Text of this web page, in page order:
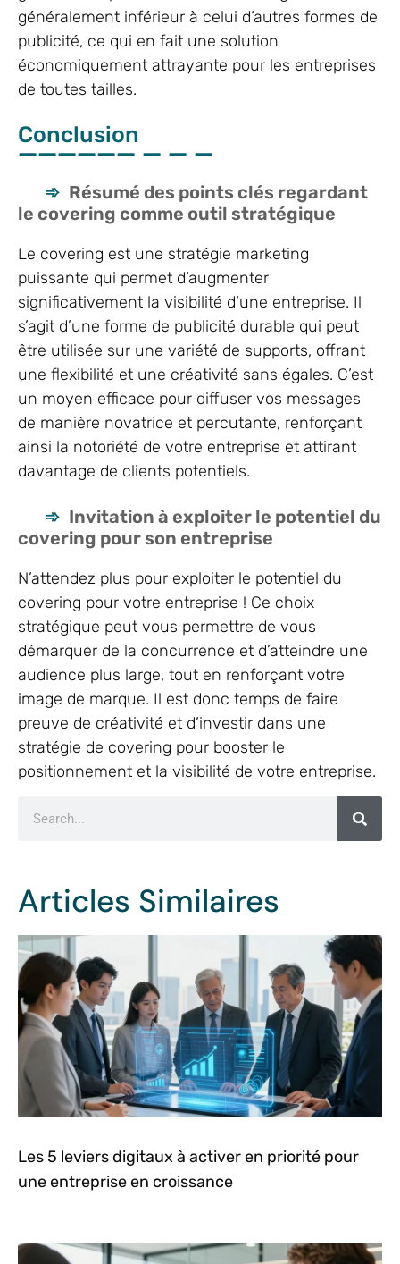
généralement inférieur à celui d’autres formes de
publicité, ce qui en fait une solution
économiquement attrayante pour les entreprises
de toutes tailles.
Conclusion
Résumé des points clés regardant
le covering comme outil stratégique
Le covering est une stratégie marketing
puissante qui permet d’augmenter
significativement la visibilité d’une entreprise. Il
s’agit d’une forme de publicité durable qui peut
être utilisée sur une variété de supports, offrant
une flexibilité et une créativité sans égales. C’est
un moyen efficace pour diffuser vos messages
de manière novatrice et percutante, renforçant
ainsi la notoriété de votre entreprise et attirant
davantage de clients potentiels.
Invitation à exploiter le potentiel du
covering pour son entreprise
N’attendez plus pour exploiter le potentiel du
covering pour votre entreprise ! Ce choix
stratégique peut vous permettre de vous
démarquer de la concurrence et d’atteindre une
audience plus large, tout en renforçant votre
image de marque. Il est donc temps de faire
preuve de créativité et d’investir dans une
stratégie de covering pour booster le
positionnement et la visibilité de votre entreprise.
Articles Similaires
Les 5 leviers digitaux à activer en priorité pour
une entreprise en croissance